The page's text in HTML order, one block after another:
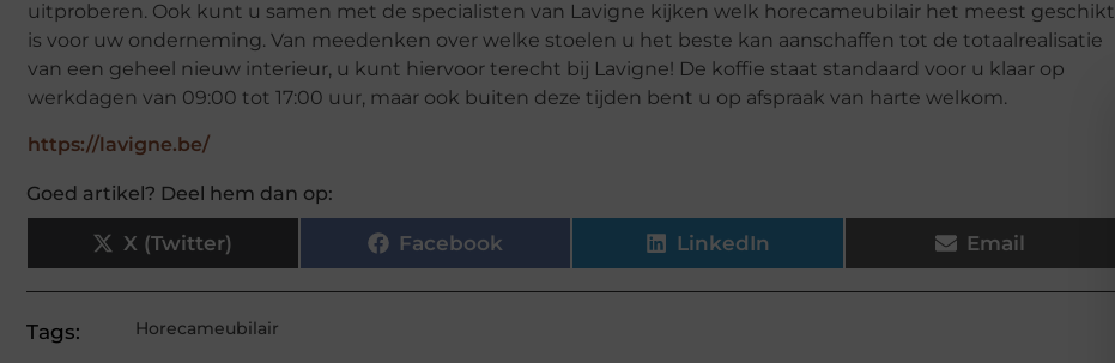
uitproberen. Ook kunt u samen met de specialisten van Lavigne kijken welk horecameubilair het meest geschikt
is voor uw onderneming. Van meedenken over welke stoelen u het beste kan aanschaffen tot de totaalrealisatie
van een geheel nieuw interieur, u kunt hiervoor terecht bij Lavigne! De koffie staat standaard voor u klaar op
werkdagen van 09:00 tot 17:00 uur, maar ook buiten deze tijden bent u op afspraak van harte welkom.
https://lavigne.be/
Goed artikel? Deel hem dan op:
X (Twitter) Facebook LinkedIn Email
Tags: Horecameubilair